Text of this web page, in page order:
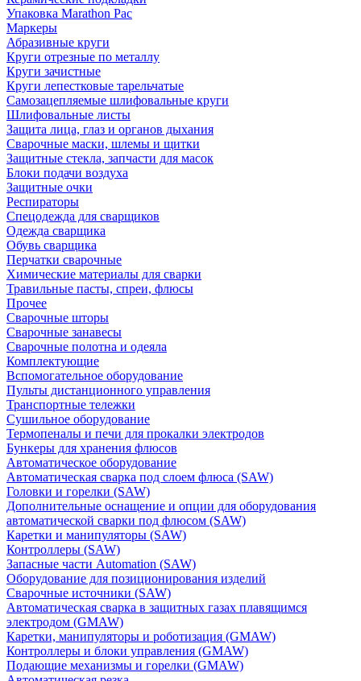
Упаковка Marathon Pac
Маркеры
Абразивные круги
Круги отрезные по металлу
Круги зачистные
Круги лепестковые тарельчатые
Самозацепляемые шлифовальные круги
Шлифовальные листы
Защита лица, глаз и органов дыхания
Сварочные маски, шлемы и щитки
Защитные стекла, запчасти для масок
Блоки подачи воздуха
Защитные очки
Респираторы
Спецодежда для сварщиков
Одежда сварщика
Обувь сварщика
Перчатки сварочные
Химические материалы для сварки
Травильные пасты, спреи, флюсы
Прочее
Сварочные шторы
Сварочные занавесы
Сварочные полотна и одеяла
Комплектующие
Вспомогательное оборудование
Пульты дистанционного управления
Транспортные тележки
Сушильное оборудование
Термопеналы и печи для прокалки электродов
Бункеры для хранения флюсов
Автоматическое оборудование
Автоматическая сварка под слоем флюса (SAW)
Головки и горелки (SAW)
Дополнительные оснащение и опции для оборудования
автоматической сварки под флюсом (SAW)
Каретки и манипуляторы (SAW)
Контроллеры (SAW)
Запасные части Automation (SAW)
Оборудование для позиционирования изделий
Сварочные источники (SAW)
Автоматическая сварка в защитных газах плавящимся
электродом (GMAW)
Каретки, манипуляторы и роботизация (GMAW)
Контроллеры и блоки управления (GMAW)
Подающие механизмы и горелки (GMAW)